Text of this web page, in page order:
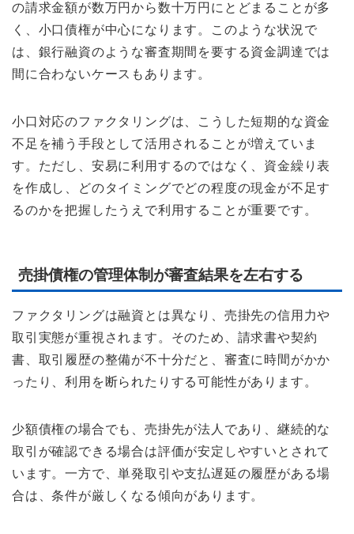
の請求金額が数万円から数十万円にとどまることが多
く、小口債権が中心になります。このような状況で
は、銀行融資のような審査期間を要する資金調達では
間に合わないケースもあります。
小口対応のファクタリングは、こうした短期的な資金
不足を補う手段として活用されることが増えていま
す。ただし、安易に利用するのではなく、資金繰り表
を作成し、どのタイミングでどの程度の現金が不足す
るのかを把握したうえで利用することが重要です。
売掛債権の管理体制が審査結果を左右する
ファクタリングは融資とは異なり、売掛先の信用力や
取引実態が重視されます。そのため、請求書や契約
書、取引履歴の整備が不十分だと、審査に時間がかか
ったり、利用を断られたりする可能性があります。
少額債権の場合でも、売掛先が法人であり、継続的な
取引が確認できる場合は評価が安定しやすいとされて
います。一方で、単発取引や支払遅延の履歴がある場
合は、条件が厳しくなる傾向があります。